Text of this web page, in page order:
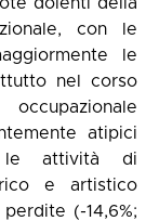
con le
le
nel corso
atipici
le attività di
e artistico
(-14,6%;